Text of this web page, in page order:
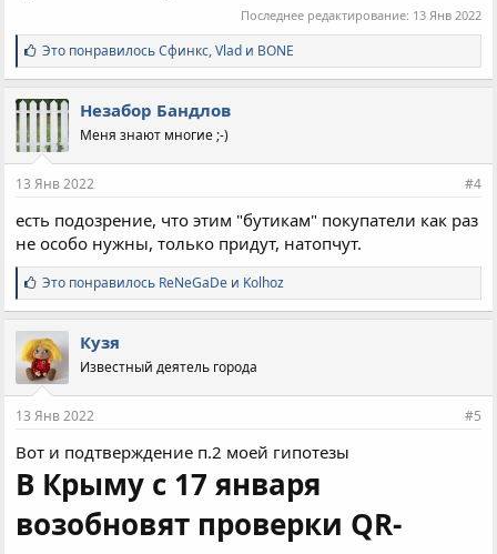
Последнее редактирование: 13 Янв 2022
С
и
м
п
а
т
и
:
Это понравилосьСфинкс,Vlad и BONE
Незабор Бандлов
Меня знают многие ;-)
13 Янв 2022 #4
есть подозрение, что этим "бутикам" покупатели как раз
не особо нужны, только придут, натопчут.
С
и
м
п
а
т
и
:
Это понравилось ReNeGaDe и Kolhoz
Кузя
Известный деятель города
13 Янв 2022 #5
Вот и подтверждение п.2 моей гипотезы
В Крыму с 17 января
возобновят проверки QR-